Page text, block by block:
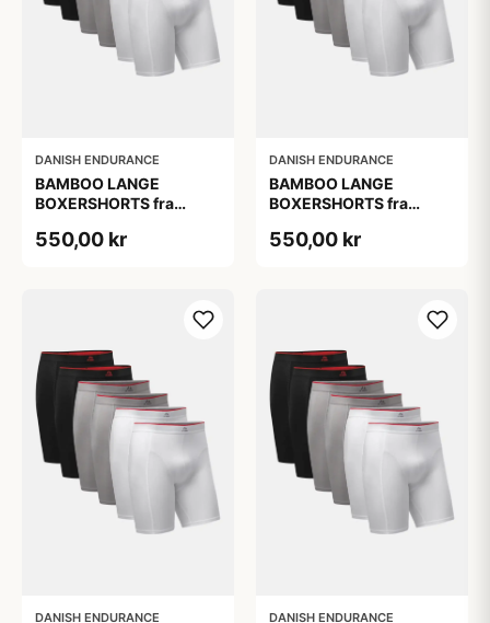
DANISH ENDURANCE
BAMBOO LANGE
BOXERSHORTS fra
Sort/Rød | Grå | Hvid 6-
550,00 kr
DANISH ENDURANCE
BAMBOO LANGE
BOXERSHORTS fra
Sort/Rød | Grå | Hvid 6-
550,00 kr
DANISH ENDURANCE DANISH ENDURANCE